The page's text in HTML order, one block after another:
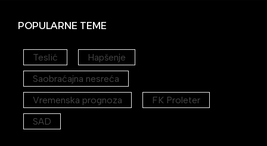
POPULARNE TEME
Teslić
Hapšenje
Saobraćajna nesreća
Vremenska prognoza
FK Proleter
SAD